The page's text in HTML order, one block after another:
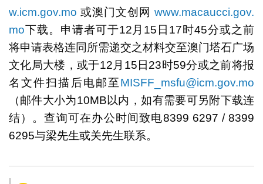
w.icm.gov.mo 或澳门文创网www.macaucci.gov.
mo下载。申请者可于12月15日17时45分或之前
将申请表格连同所需递交之材料交至澳门塔石广场
文化局大楼，或于12月15日23时59分或之前将报
名文件扫描后电邮至MISFF_msfu@icm.gov.mo
（邮件大小为10MB以内，如有需要可另附下载连
结）。查询可在办公时间致电8399 6297 / 8399
6295与梁先生或关先生联系。